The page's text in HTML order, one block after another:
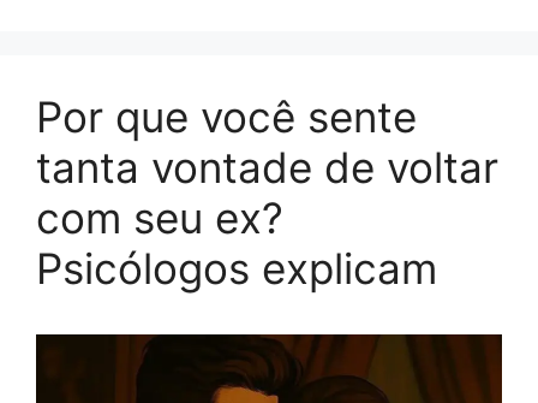
Por que você sente
tanta vontade de voltar
com seu ex?
Psicólogos explicam